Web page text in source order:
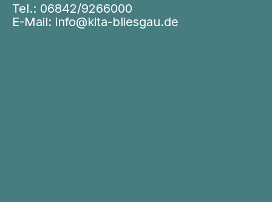
Tel.: 06842/9266000
E-Mail: info@kita-bliesgau.de